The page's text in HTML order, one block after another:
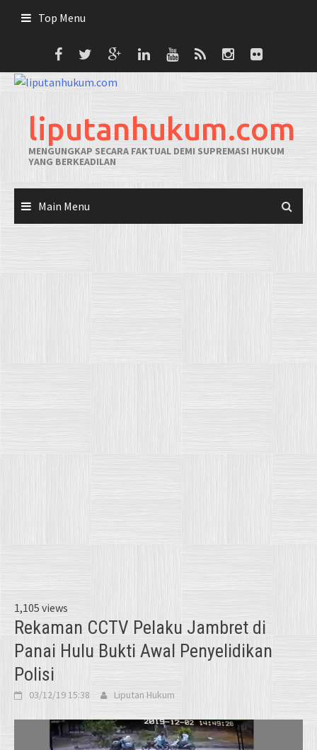
Top Menu
liputanhukum.com
MENGUNGKAP SECARA FAKTUAL DEMI SUPREMASI HUKUM
YANG BERKEADILAN
Main Menu
1,105 views
Rekaman CCTV Pelaku Jambret di
Panai Hulu Bukti Awal Penyelidikan
Polisi
03/12/19 15:38 Liputan Hukum